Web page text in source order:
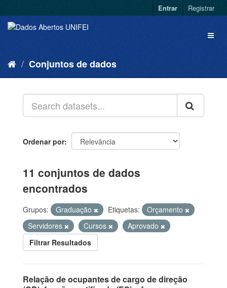
Entrar Registrar
Conjuntos de dados
Ordenar por
11 conjuntos de dados
encontrados
Grupos: Graduação Etiquetas:
Orçamento
Servidores
Cursos
Aprovado
Filtrar Resultados
Relação de ocupantes de cargo de direção